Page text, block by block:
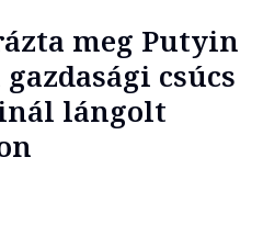
meg Putyin
csúcs
lángolt